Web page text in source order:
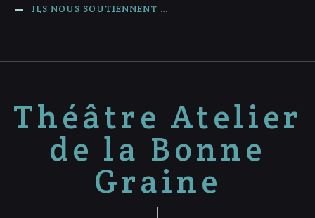
ILS NOUS SOUTIENNENT …
Théâtre Atelier
de la Bonne
Graine